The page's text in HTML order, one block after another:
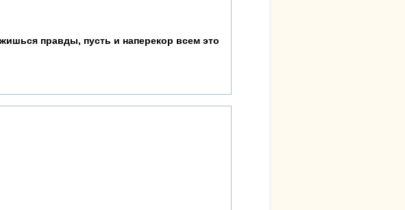
правды, пусть и наперекор всем это